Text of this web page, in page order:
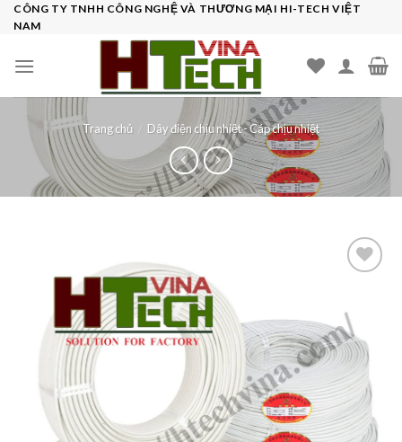
SkipCÔNG TY TNHH CÔNG NGHỆ VÀ THƯƠNG MẠI HI-TECH VIỆT
NAM
Trang chủ / Dây điện chịu nhiệt - Cáp chịu nhiệt